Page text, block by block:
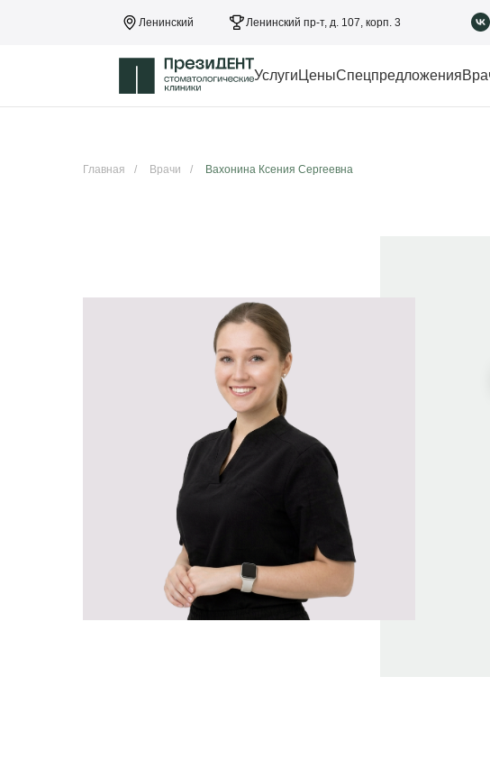
Ленинский Ленинский пр-т, д. 107, корп. 3
Услуги ЦеныСпецпредложения
Главная / Врачи / Вахонина Ксения Сергеевна